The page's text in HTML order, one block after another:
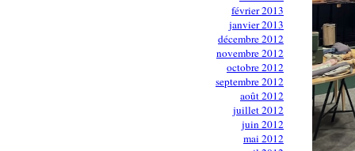
février 2013
janvier 2013
décembre 2012
novembre 2012
octobre 2012
septembre 2012
août 2012
juillet 2012
juin 2012
mai 2012